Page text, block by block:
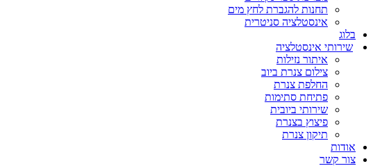
תחנות להגברת לחץ מים
אינסטלציה סניטרית
בלוג
שירותי אינסטלציה
איתור נזילות
צילום צנרת ביוב
החלפת צנרת
פתיחת סתימות
שירותי ביובית
פיצוץ בצנרת
תיקון צנרת
אודות
צור קשר